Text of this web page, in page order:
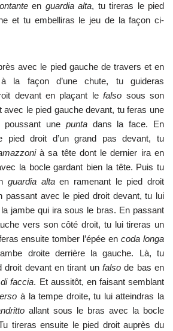
en guardia alta, tu tireras le pied
et tu embelliras le jeu de la façon ci-
avec le pied gauche de travers et en
la façon d’une chute, tu guideras
devant en plaçant lefalso sous son
avec le pied gauche devant, tu feras une
une puntadans la face. En
pied droit d’un grand pas devant, tu
à sa tête dont le dernier ira en
la bocle gardant bien la tête. Puis tu
guardia altaen ramenant le pied droit
passant avec le pied droit devant, tu lui
jambe qui ira sous le bras. En passant
vers son côté droit, tu lui tireras un
ensuite tomber l’épée encoda longa
droite derrière la gauche. Là, tu
droit devant en tirant un falso de bas en
faccia. Et aussitôt, en faisant semblant
à la tempe droite, tu lui atteindras la
allant sous le bras avec la bocle
tireras ensuite le pied droit auprès du